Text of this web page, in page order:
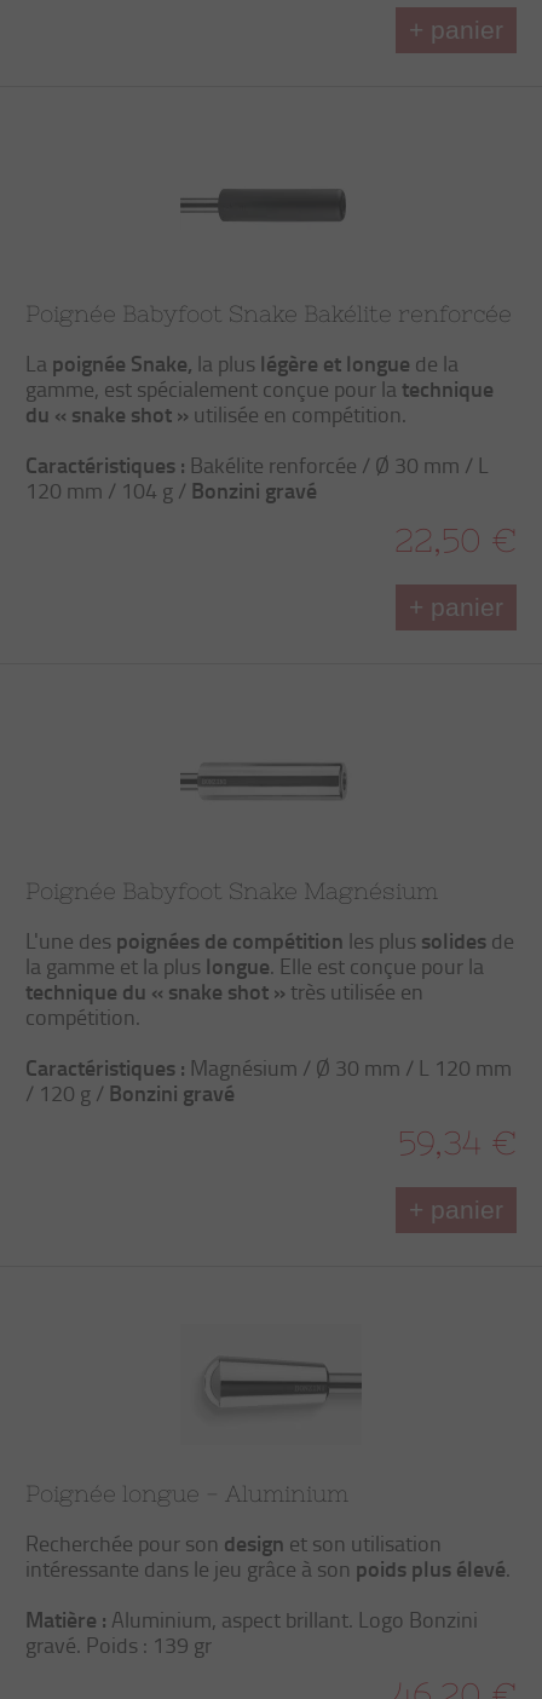
+ panier
Poignée Babyfoot Snake Bakélite renforcée
La poignée Snake, la plus légère et longue de la
gamme, est spécialement conçue pour la technique
du « snake shot » utilisée en compétition.
Caractéristiques : Bakélite renforcée / Ø 30 mm / L
120 mm / 104 g / Bonzini gravé
22,50 €
+ panier
Poignée Babyfoot Snake Magnésium
L'une des poignées de compétition les plus solides de
la gamme et la plus longue. Elle est conçue pour la
technique du « snake shot » très utilisée en
compétition.
Caractéristiques : Magnésium / Ø 30 mm / L 120 mm
/ 120 g / Bonzini gravé
59,34 €
+ panier
Poignée longue - Aluminium
Recherchée pour son design et son utilisation
intéressante dans le jeu grâce à son poids plus élevé.
Matière : Aluminium, aspect brillant. Logo Bonzini
gravé. Poids : 139 gr